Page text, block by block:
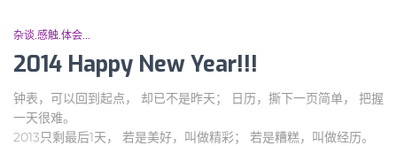
杂谈.感触.体会...
2014 Happy New Year!!!
钟表，可以回到起点， 却已不是昨天； 日历，撕下一页简单， 把握
一天很难。
2013只剩最后1天， 若是美好，叫做精彩； 若是糟糕，叫做经历。